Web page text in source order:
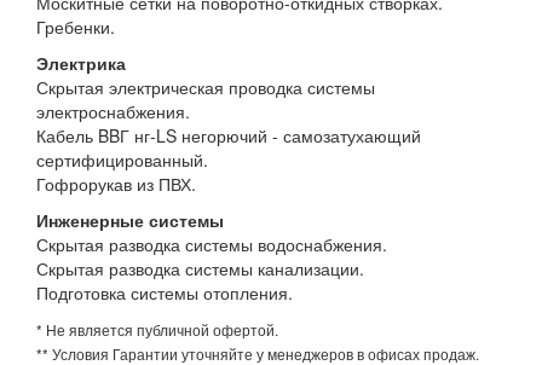
Гребенки.
Электрика
Скрытая электрическая проводка системы
электроснабжения.
Кабель BBГ нг-LS негорючий - самозатухающий
сертифицированный.
Гофрорукав из ПВХ.
Инженерные системы
Скрытая разводка системы водоснабжения.
Скрытая разводка системы канализации.
Подготовка системы отопления.
* Не является публичной офертой.
** Условия Гарантии уточняйте у менеджеров в офисах продаж.